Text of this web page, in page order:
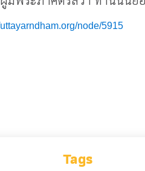
node/5915
Tags